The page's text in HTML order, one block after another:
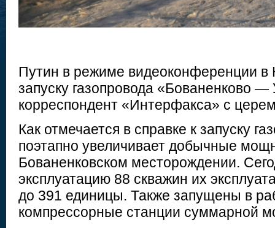
Путин в режиме видеоконференции в
запуску газопровода «Бованенково
корреспондент «Интерфакса» с
Как отмечается в справке к запуску
поэтапно увеличивает добычные
Бованенковском месторождении.
эксплуатацию 88 скважин их
до 391 единицы. Также запущены в
компрессорные станции суммарной